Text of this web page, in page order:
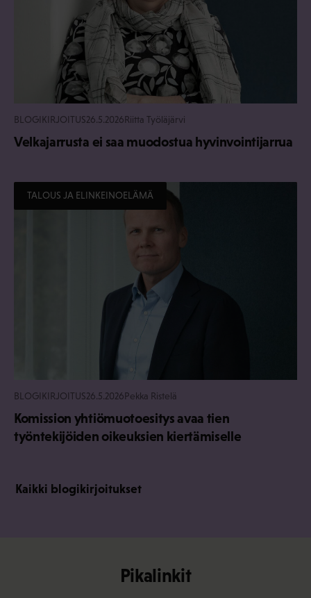
BLOGIKIRJOITUS26.5.2026Riitta Työläjärvi
Velkajarrusta ei saa muodostua hyvinvointijarrua
TALOUS JA ELINKEINOELÄMÄ
BLOGIKIRJOITUS26.5.2026Pekka Ristelä
Komission yhtiömuotoesitys avaa tien
työntekijöiden oikeuksien kiertämiselle
Kaikki blogikirjoitukset
Pikalinkit